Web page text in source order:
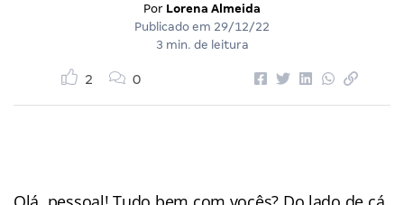
Por Lorena Almeida
Publicado em 29/12/22
3 min. de leitura
2 0